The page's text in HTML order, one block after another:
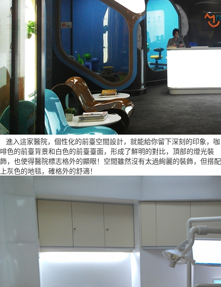
進入這家醫院，個性化的前臺空間設計，就能給你留下深刻的印象，咖
啡色的前臺背景和白色的前臺臺面，形成了鮮明的對比，頂部的燈光裝
飾，也使得醫院標志格外的顯眼！空間雖然沒有太過絢麗的裝飾，但搭配
上灰色的地毯，確格外的舒適！